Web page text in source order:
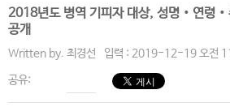
2018년도 병역 기피자 대상, 성명‧연령‧
공개
Written by. 최경선 입력 : 2019-12-19 오전
공유: